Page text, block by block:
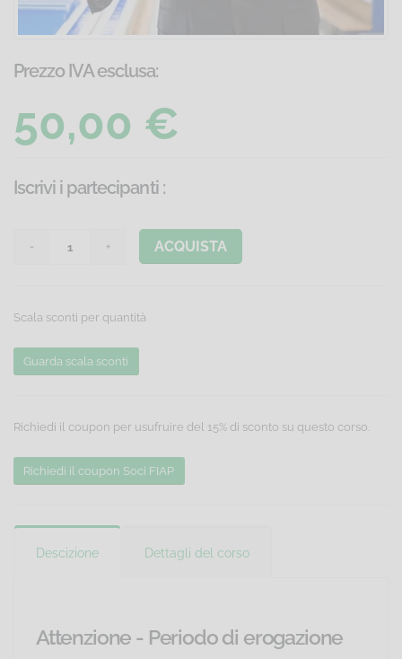
Prezzo IVA esclusa:
50,00 €
Iscrivi i partecipanti :
ACQUISTA
Scala sconti per quantità
Guarda scala sconti
Richiedi il coupon per usufruire del 15% di sconto su questo corso.
Richiedi il coupon Soci FIAP
Descizione Dettagli del corso
Attenzione - Periodo di erogazione